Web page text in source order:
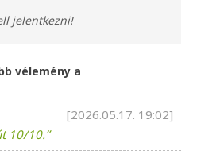
jelentkezni!
vélemény a
[2026.05.17. 19:02]
10/10.